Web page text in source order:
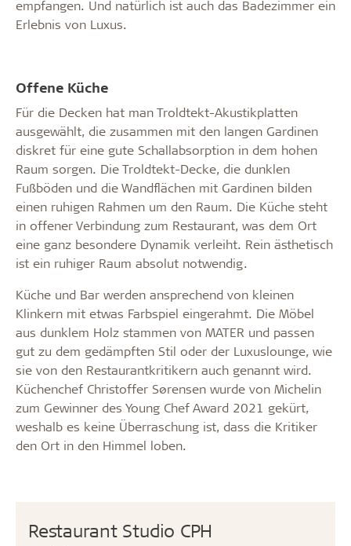
Restaurant Studio CPH
empfangen. Und natürlich ist auch das Badezimmer ein
Erlebnis von Luxus.
Offene Küche
Für die Decken hat man Troldtekt-Akustikplatten
ausgewählt, die zusammen mit den langen Gardinen
diskret für eine gute Schallabsorption in dem hohen
Raum sorgen. Die Troldtekt-Decke, die dunklen
Fußböden und die Wandflächen mit Gardinen bilden
einen ruhigen Rahmen um den Raum. Die Küche steht
in offener Verbindung zum Restaurant, was dem Ort
eine ganz besondere Dynamik verleiht. Rein ästhetisch
ist ein ruhiger Raum absolut notwendig.
Küche und Bar werden ansprechend von kleinen
Klinkern mit etwas Farbspiel eingerahmt. Die Möbel
aus dunklem Holz stammen von MATER und passen
gut zu dem gedämpften Stil oder der Luxuslounge, wie
sie von den Restaurantkritikern auch genannt wird.
Küchenchef Christoffer Sørensen wurde von Michelin
zum Gewinner des Young Chef Award 2021 gekürt,
weshalb es keine Überraschung ist, dass die Kritiker
den Ort in den Himmel loben.